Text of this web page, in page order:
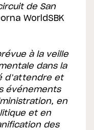
de San
WorldSBK
à la veille
dans la
d’attendre et
événements
en
et en
des